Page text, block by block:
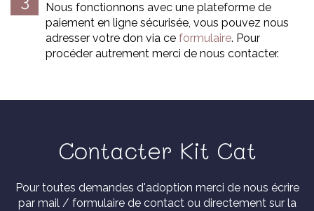
Nous fonctionnons avec une plateforme de
paiement en ligne sécurisée, vous pouvez nous
adresser votre don via ce formulaire. Pour
procéder autrement merci de nous contacter.
Contacter Kit Cat
Pour toutes demandes d'adoption merci de nous écrire
par mail / formulaire de contact ou directement sur la